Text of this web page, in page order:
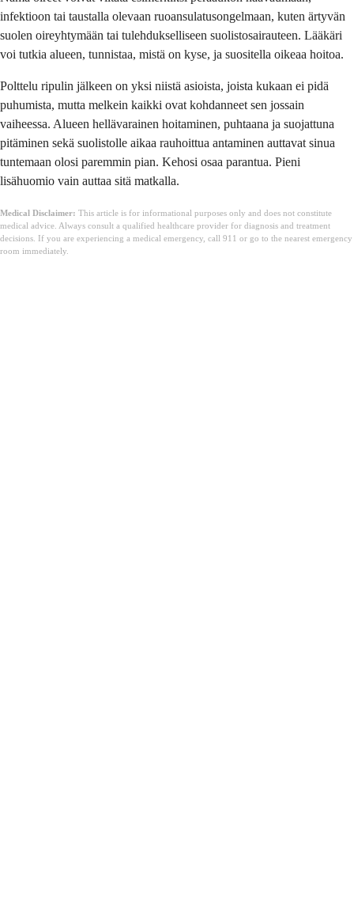
infektioon tai taustalla olevaan ruoansulatusongelmaan, kuten ärtyvän
suolen oireyhtymään tai tulehdukselliseen suolistosairauteen. Lääkäri
voi tutkia alueen, tunnistaa, mistä on kyse, ja suositella oikeaa hoitoa.
Polttelu ripulin jälkeen on yksi niistä asioista, joista kukaan ei pidä
puhumista, mutta melkein kaikki ovat kohdanneet sen jossain
vaiheessa. Alueen hellävarainen hoitaminen, puhtaana ja suojattuna
pitäminen sekä suolistolle aikaa rauhoittua antaminen auttavat sinua
tuntemaan olosi paremmin pian. Kehosi osaa parantua. Pieni
lisähuomio vain auttaa sitä matkalla.
Medical Disclaimer: This article is for informational purposes only and does not constitute
medical advice. Always consult a qualified healthcare provider for diagnosis and treatment
decisions. If you are experiencing a medical emergency, call 911 or go to the nearest emergency
room immediately.